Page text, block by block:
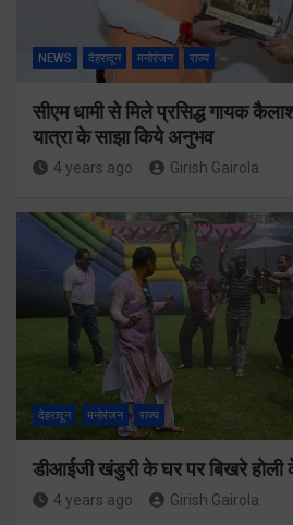
NEWS देहरादून मनोरंजन राज्य
सीएम धामी से मिले प्रसिद्ध गायक
यात्रा के साझा किये अनुभव
4 years ago Girish Gairola
देहरादून मनोरंजन राज्य
डीआईजी खंडुरी के घर पर बिखरे होली
4 years ago Girish Gairola